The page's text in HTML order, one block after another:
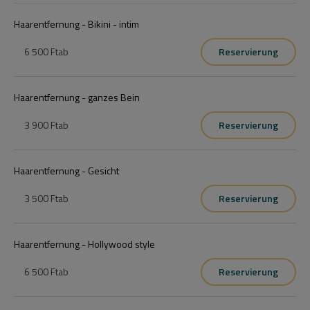
Szakembereink kamasz gyereket nevelő anyukák, 15 éves szakmai
tapasztalattal a problémás bőrök kezelésében.
Haarentfernung - Bikini - intim
6 500 Ftab Reservierung
Haarentfernung - ganzes Bein
3 900 Ftab Reservierung
Haarentfernung - Gesicht
3 500 Ftab Reservierung
Haarentfernung - Hollywood style
6 500 Ftab Reservierung